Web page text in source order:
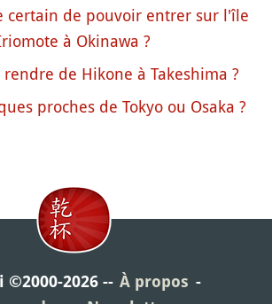
certain de pouvoir entrer sur l'île
à Okinawa ?
de Hikone à Takeshima ?
proches de Tokyo ou Osaka ?
©2000-2026
À propos